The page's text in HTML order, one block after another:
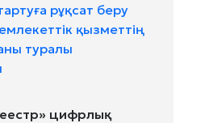
цифрлық